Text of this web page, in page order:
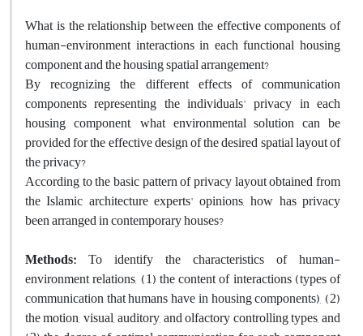
What is the relationship between the effective components of
human-environment interactions in each functional housing
component and the housing spatial arrangement?
By recognizing the different effects of communication
components representing the individuals' privacy in each
housing component, what environmental solution can be
provided for the effective design of the desired spatial layout of
the privacy?
According to the basic pattern of privacy layout obtained from
the Islamic architecture experts' opinions, how has privacy
been arranged in contemporary houses?
Methods: To identify the characteristics of human-
environment relations, (1) the content of interactions (types of
communication that humans have in housing components), (2)
the motion, visual, auditory, and olfactory controlling types, and